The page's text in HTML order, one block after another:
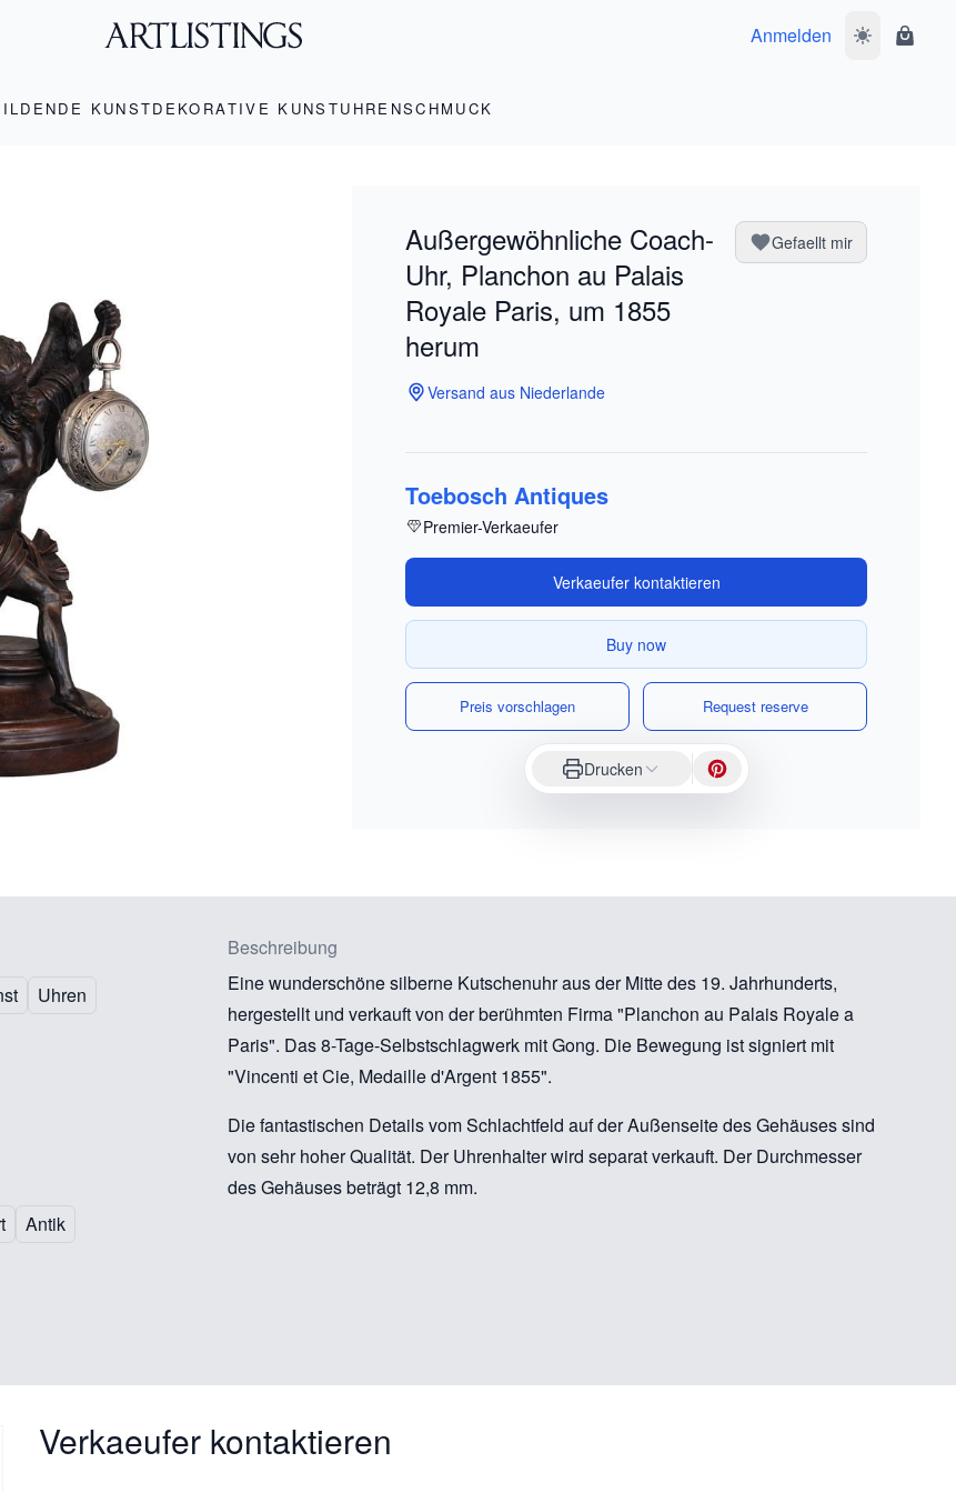
Anmelden
KUNSTDEKORATIVE KUNSTUHRENSCHMUCK
Außergewöhnliche Coach-
Uhr, Planchon au Palais
Royale Paris, um 1855
herum
Gefaellt mir
Versand aus Niederlande
Toebosch Antiques
Premier-Verkaeufer
Verkaeufer kontaktieren
Buy now
Preis vorschlagen Request reserve
Drucken
Uhren
Antik
Beschreibung
Eine wunderschöne silberne Kutschenuhr aus der Mitte des 19. Jahrhunderts,
hergestellt und verkauft von der berühmten Firma "Planchon au Palais Royale a
Paris". Das 8-Tage-Selbstschlagwerk mit Gong. Die Bewegung ist signiert mit
"Vincenti et Cie, Medaille d'Argent 1855".
Die fantastischen Details vom Schlachtfeld auf der Außenseite des Gehäuses sind
von sehr hoher Qualität. Der Uhrenhalter wird separat verkauft. Der Durchmesser
des Gehäuses beträgt 12,8 mm.
Verkaeufer kontaktieren